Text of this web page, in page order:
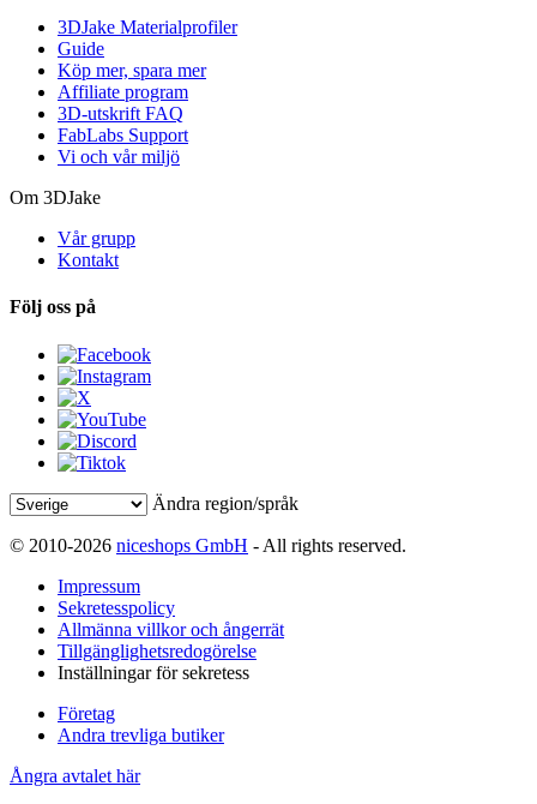
3DJake Materialprofiler
Guide
Köp mer, spara mer
Affiliate program
3D-utskrift FAQ
FabLabs Support
Vi och vår miljö
Om 3DJake
Vår grupp
Kontakt
Följ oss på
Ändra region/språk
© 2010-2026 niceshops GmbH - All rights reserved.
Impressum
Sekretesspolicy
Allmänna villkor och ångerrät
Tillgänglighetsredogörelse
Inställningar för sekretess
Företag
Andra trevliga butiker
Ångra avtalet här